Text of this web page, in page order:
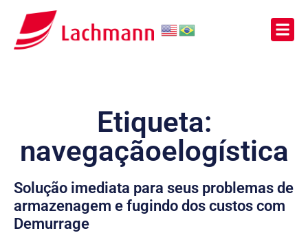
Etiqueta:
navegaçãoelogística
Solução imediata para seus problemas de
armazenagem e fugindo dos custos com
Demurrage